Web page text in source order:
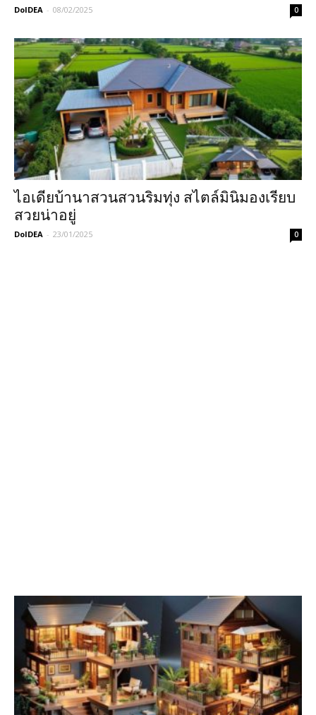
DoIDEA - 08/02/2025 0
ไอเดียบ้านาสวนสวนริมทุ่ง สไตล์มินิมองเรียบ
สวยน่าอยู่
DoIDEA - 23/01/2025 0